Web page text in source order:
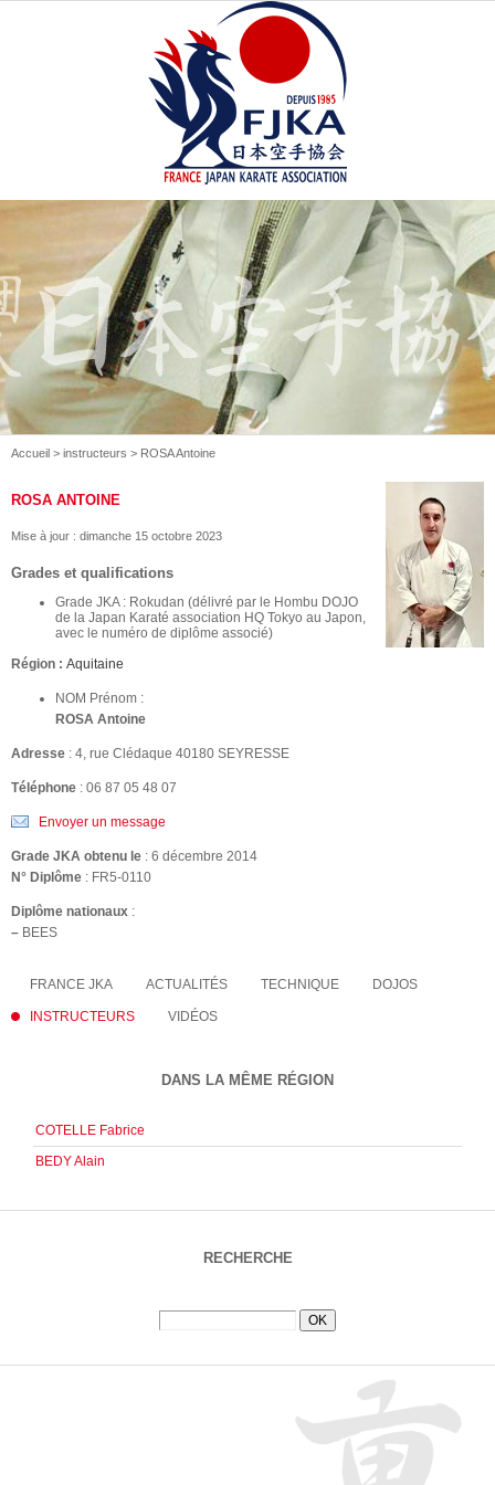
Accueil > instructeurs > ROSA Antoine
ROSA ANTOINE
Mise à jour : dimanche 15 octobre 2023
Grades et qualifications
Grade JKA : Rokudan (délivré par le Hombu DOJO
de la Japan Karaté association HQ Tokyo au Japon,
avec le numéro de diplôme associé)
Région : Aquitaine
NOM Prénom :
ROSA Antoine
Adresse : 4, rue Clédaque 40180 SEYRESSE
Téléphone : 06 87 05 48 07
Envoyer un message
Grade JKA obtenu le : 6 décembre 2014
N° Diplôme : FR5-0110
Diplôme nationaux :
– BEES
FRANCE JKA ACTUALITÉS TECHNIQUE DOJOS
INSTRUCTEURS VIDÉOS
DANS LA MÊME RÉGION
COTELLE Fabrice
BEDY Alain
RECHERCHE